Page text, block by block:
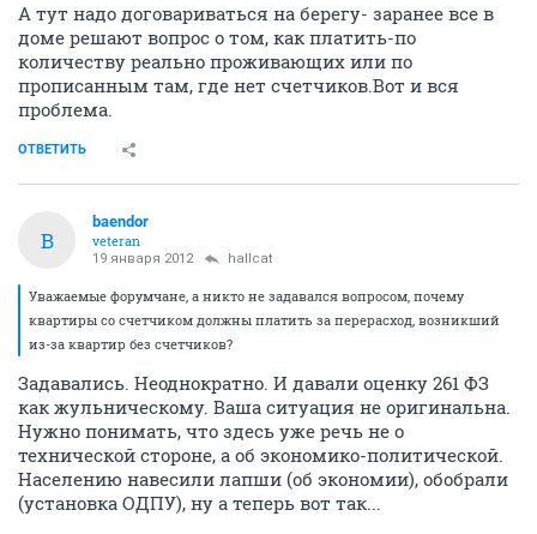
А тут надо договариваться на берегу- заранее все в
доме решают вопрос о том, как платить-по
количеству реально проживающих или по
прописанным там, где нет счетчиков.Вот и вся
проблема.
ОТВЕТИТЬ
B
baendor
veteran
19 января 2012 hallcat
Уважаемые форумчане, а никто не задавался вопросом, почему
квартиры со счетчиком должны платить за перерасход, возникший
из-за квартир без счетчиков?
Задавались. Неоднократно. И давали оценку 261 ФЗ
как жульническому. Ваша ситуация не оригинальна.
Нужно понимать, что здесь уже речь не о
технической стороне, а об экономико-политической.
Населению навесили лапши (об экономии), обобрали
(установка ОДПУ), ну а теперь вот так...